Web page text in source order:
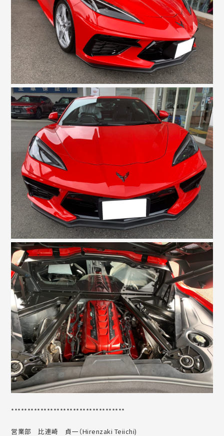
***********************************
営業部 比連崎 貞一（Hirenzaki Teiichi)